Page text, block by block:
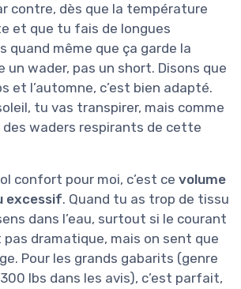
contre, dès que la température
et que tu fais de longues
quand même que ça garde la
un wader, pas un short. Disons que
et l’automne, c’est bien adapté.
tu vas transpirer, mais comme
waders respirants de cette
confort pour moi, c’est ce volume
excessif. Quand tu as trop de tissu
dans l’eau, surtout si le courant
pas dramatique, mais on sent que
Pour les grands gabarits (genre
300 lbs dans les avis), c’est parfait,